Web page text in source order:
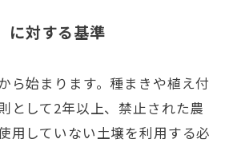
に対する基準
ら始まります。種まきや植え付
として2年以上、禁止された農
用していない土壌を利用する必